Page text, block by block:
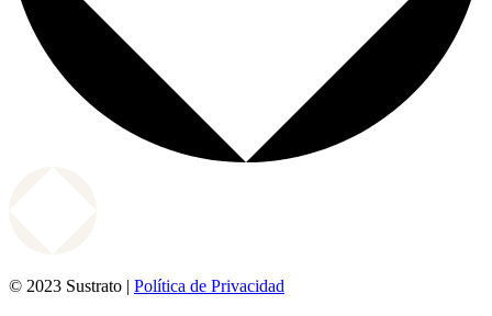
© 2023 Sustrato | Política de Privacidad